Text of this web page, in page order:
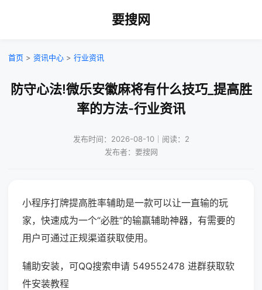
要搜网
首页 > 资讯中心 > 行业资讯
防守心法!微乐安徽麻将有什么技巧_提高胜
率的方法-行业资讯
发布时间：2026-08-10｜阅读：2
发布者：要搜网
小程序打牌提高胜率辅助是一款可以让一直输的玩
家，快速成为一个“必胜”的输赢辅助神器，有需要的
用户可通过正规渠道获取使用。
辅助安装，可QQ搜索申请 549552478 进群获取软
件安装教程